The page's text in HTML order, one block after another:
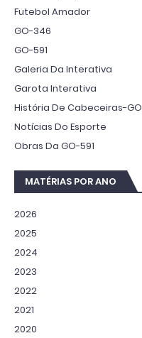
Futebol Amador
GO-346
GO-591
Galeria Da Interativa
Garota Interativa
História De Cabeceiras-GO
Notícias Do Esporte
Obras Da GO-591
MATÉRIAS POR ANO
2026
2025
2024
2023
2022
2021
2020